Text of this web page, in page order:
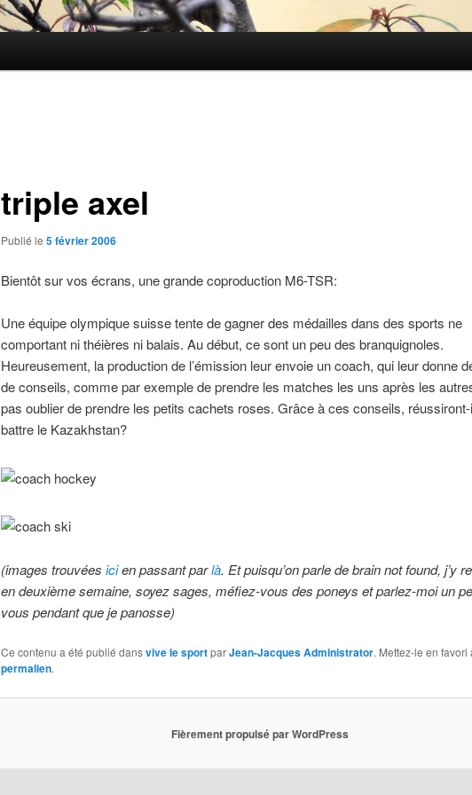
triple axel
Publié le 5 février 2006
Bientôt sur vos écrans, une grande coproduction M6-TSR:
Une équipe olympique suisse tente de gagner des médailles dans des sports ne
comportant ni théières ni balais. Au début, ce sont un peu des branquignoles.
Heureusement, la production de l’émission leur envoie un coach, qui leur donne
de conseils, comme par exemple de prendre les matches les uns après les
pas oublier de prendre les petits cachets roses. Grâce à ces conseils,
battre le Kazakhstan?
(images trouvées icien passant parlà. Et puisqu’on parle de brain not found, j’y
en deuxième semaine, soyez sages, méfiez-vous des poneys et parlez-moi un
vous pendant que je panosse)
Ce contenu a été publié dansvive le sportparJean-Jacques Administrator. Mettez-le en favori
permalien.
Fièrement propulsé par WordPress